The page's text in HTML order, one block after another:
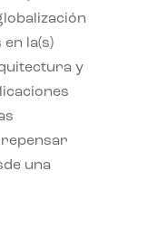
la(s)
y
una